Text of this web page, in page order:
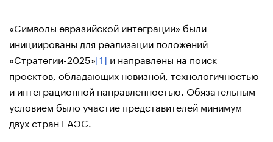
«Символы евразийской интеграции» были
инициированы для реализации положений
«Стратегии-2025»[1] и направлены на поиск
проектов, обладающих новизной, технологичностью
и интеграционной направленностью. Обязательным
условием было участие представителей минимум
двух стран ЕАЭС.